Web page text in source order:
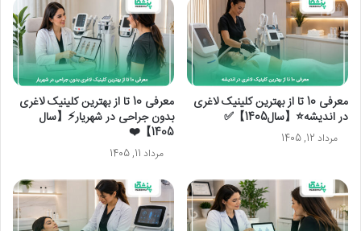
معرفی 10 تا از بهترین کلینیک لاغری
در اندیشه⭐【سال1405】✅
مرداد 12, 1405
معرفی 10 تا از بهترین کلینیک لاغری
بدون جراحی در شهریار⚡【سال
1405】❤️
مرداد 11, 1405